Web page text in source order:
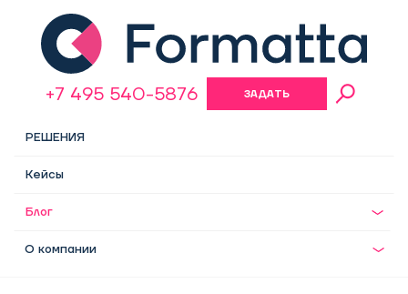
РЕШЕНИЯ
Кейсы
Блог
О компании
+7 495 540-5876 ЗАДАТЬ